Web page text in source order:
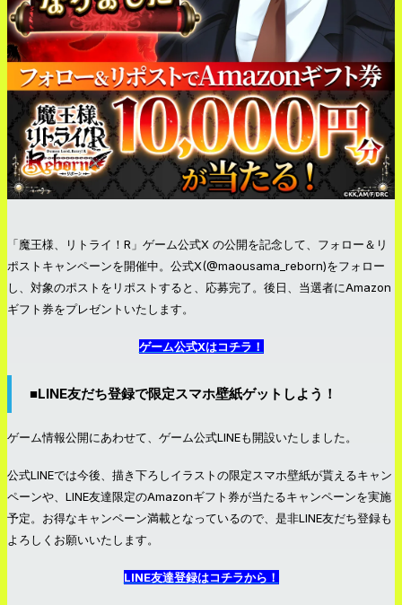
「魔王様、リトライ！R」ゲーム公式X の公開を記念して、フォロー＆リ
ポストキャンペーンを開催中。公式X(@maousama_reborn)をフォロー
し、対象のポストをリポストすると、応募完了。後日、当選者にAmazon
ギフト券をプレゼントいたします。
ゲーム公式Xはコチラ！
■LINE友だち登録で限定スマホ壁紙ゲットしよう！
ゲーム情報公開にあわせて、ゲーム公式LINEも開設いたしました。
公式LINEでは今後、描き下ろしイラストの限定スマホ壁紙が貰えるキャン
ペーンや、LINE友達限定のAmazonギフト券が当たるキャンペーンを実施
予定。お得なキャンペーン満載となっているので、是非LINE友だち登録も
よろしくお願いいたします。
LINE友達登録はコチラから！